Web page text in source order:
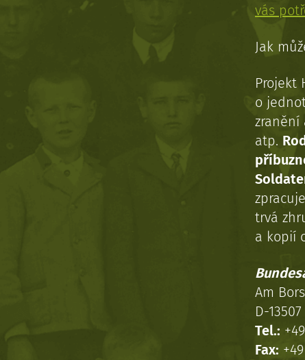
vás
Jak
Projekt
o
zranění
atp.
trvá
a kopií
Am
D-
Tel.:
Fax: